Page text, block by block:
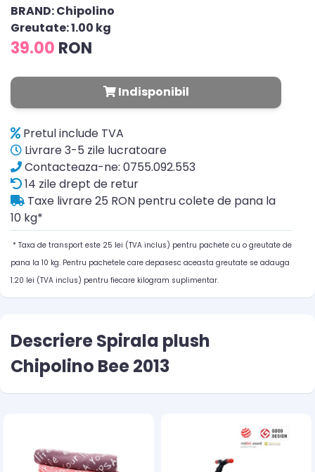
BRAND: Chipolino
Greutate: 1.00 kg
39.00 RON
Indisponibil
Pretul include TVA
Livrare 3-5 zile lucratoare
Contacteaza-ne: 0755.092.553
14 zile drept de retur
Taxe livrare 25 RON pentru colete de pana la
10 kg*
* Taxa de transport este 25 lei (TVA inclus) pentru pachete cu o greutate de
pana la 10 kg. Pentru pachetele care depasesc aceasta greutate se adauga
1.20 lei (TVA inclus) pentru fiecare kilogram suplimentar.
Descriere Spirala plush
Chipolino Bee 2013